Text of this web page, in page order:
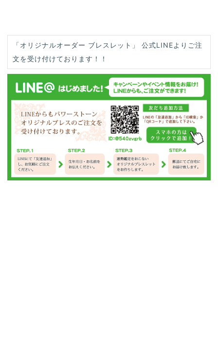
「オリジナルオーダー ブレスレット」 公式LINEよりご注
文を受け付けております！！